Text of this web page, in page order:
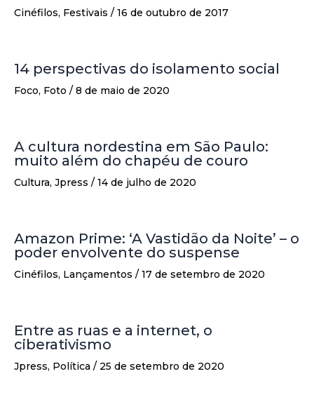
Cinéfilos, Festivais / 16 de outubro de 2017
14 perspectivas do isolamento social
Foco, Foto / 8 de maio de 2020
A cultura nordestina em São Paulo:
muito além do chapéu de couro
Cultura, Jpress / 14 de julho de 2020
Amazon Prime: ‘A Vastidão da Noite’ – o
poder envolvente do suspense
Cinéfilos, Lançamentos / 17 de setembro de 2020
Entre as ruas e a internet, o
ciberativismo
Jpress, Política / 25 de setembro de 2020